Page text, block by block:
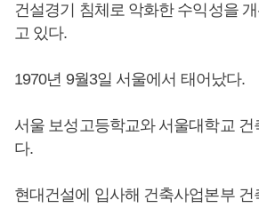
건설경기 침체로 악화한 수익성을
고 있다.
1970년 9월3일 서울에서 태어났다.
서울 보성고등학교와 서울대학교
다.
현대건설에 입사해 건축사업본부